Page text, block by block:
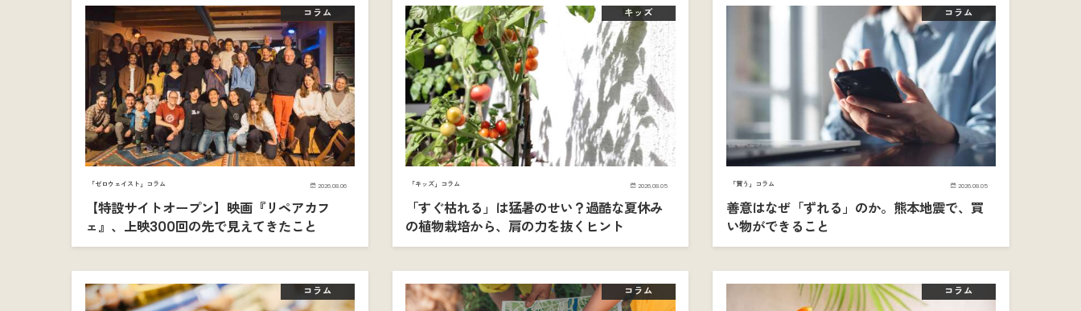
コラム
「ゼロウェイスト」コラム 2026.08.06
【特設サイトオープン】映画『リペアカフ
ェ』、上映300回の先で見えてきたこと
キッズ
「キッズ」コラム 2026.08.05
「すぐ枯れる」は猛暑のせい？過酷な夏休み
の植物栽培から、肩の力を抜くヒント
コラム
「買う」コラム 2026.08.05
善意はなぜ「ずれる」のか。熊本地震で、買
い物ができること
コラム コラム コラム